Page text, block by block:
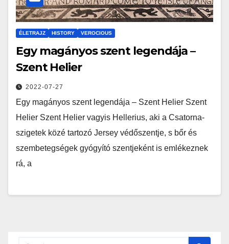
ÉLETRAJZ HISTORY VEROCIOUS
Egy magányos szent legendája –
Szent Helier
2022-07-27
Egy magányos szent legendája – Szent Helier Szent
Helier Szent Helier vagyis Hellerius, aki a Csatorna-
szigetek közé tartozó Jersey védőszentje, s bőr és
szembetegségek gyógyító szentjeként is emlékeznek
rá, a